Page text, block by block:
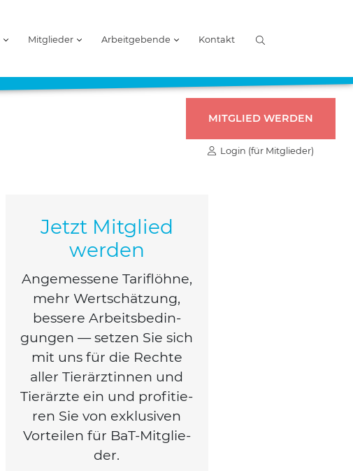
Mitglieder Arbeitgebende Kontakt
MITGLIED WERDEN
Login (für Mitglieder)
Jetzt Mitglied
werden
Ange­mes­se­ne Tarif­löh­ne,
mehr Wert­schät­zung,
bes­se­re Arbeits­be­din­
gun­gen — set­zen Sie sich
mit uns für die Rech­te
aller Tier­ärz­tin­nen und
Tier­ärz­te ein und pro­fi­tie­
ren Sie von exklu­si­ven
Vor­tei­len für BaT-Mit­glie­
der.